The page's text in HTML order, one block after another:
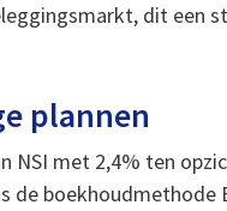
dit een
plannen
met 2,4% ten
de boekhoudmethode